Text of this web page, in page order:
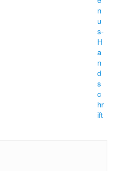
n
u
s-
H
a
n
d
s
c
hr
ift